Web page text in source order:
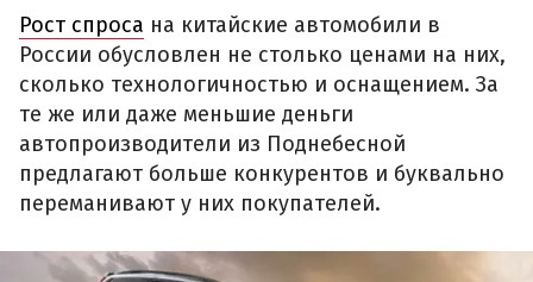
Рост спроса на китайские автомобили в
России обусловлен не столько ценами на них,
сколько технологичностью и оснащением. За
те же или даже меньшие деньги
автопроизводители из Поднебесной
предлагают больше конкурентов и буквально
переманивают у них покупателей.